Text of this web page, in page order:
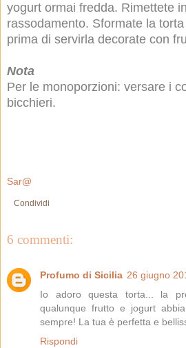
yogurt ormai fredda. Rimettete
rassodamento. Sformate la
prima di servirla decorate con
Nota
Per le monoporzioni: versare i
bicchieri.
Sar@
Condividi
6 commenti:
Profumo di Sicilia 26 giugno
Io adoro questa torta... la
qualunque frutto e jogurt
sempre! La tua è perfetta e
Rispondi